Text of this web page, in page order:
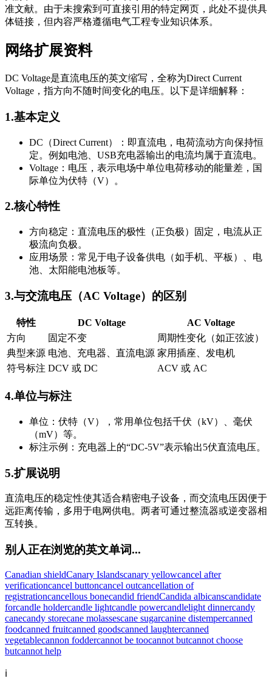
准文献。由于未搜索到可直接引用的特定网页，此处不提供具
体链接，但内容严格遵循电气工程专业知识体系。
网络扩展资料
DC Voltage是直流电压的英文缩写，全称为Direct Current
Voltage，指方向不随时间变化的电压。以下是详细解释：
1.基本定义
DC（Direct Current）：即直流电，电荷流动方向保持恒
定。例如电池、USB充电器输出的电流均属于直流电。
Voltage：电压，表示电场中单位电荷移动的能量差，国
际单位为伏特（V）。
2.核心特性
方向稳定：直流电压的极性（正负极）固定，电流从正
极流向负极。
应用场景：常见于电子设备供电（如手机、平板）、电
池、太阳能电池板等。
3.与交流电压（AC Voltage）的区别
特性 DC Voltage
AC Voltage
方向
固定不变
周期性变化（如正弦波）
典型来源 电池、充电器、直流电源 家用插座、发电机
符号标注 DCV 或 DC ACV 或 AC
4.单位与标注
单位：伏特（V），常用单位包括千伏（kV）、毫伏
（mV）等。
标注示例：充电器上的“DC-5V”表示输出5伏直流电压。
5.扩展说明
直流电压的稳定性使其适合精密电子设备，而交流电压因便于
远距离传输，多用于电网供电。两者可通过整流器或逆变器相
互转换。
别人正在浏览的英文单词...
Canadian shieldCanary Islandscanary yellowcancel after
verificationcancel buttoncancel outcancellation of
registrationcancellous bonecandid friendCandida albicanscandidate
forcandle holdercandle lightcandle powercandlelight dinnercandy
canecandy storecane molassescane sugarcanine distempercanned
foodcanned fruitcanned goodscanned laughtercanned
vegetablecannon foddercannot be toocannot butcannot choose
butcannot help
ℹ️